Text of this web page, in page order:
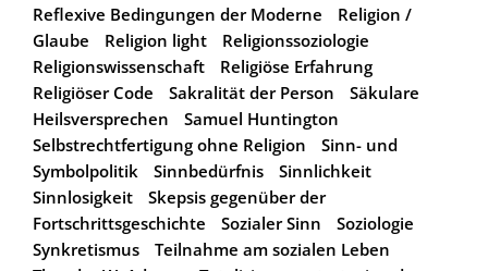
Reflexive Bedingungen der Moderne
Religion /
Glaube
Religion light
Religionssoziologie
Religionswissenschaft
Religiöse Erfahrung
Religiöser Code
Sakralität der Person
Säkulare
Heilsversprechen
Samuel Huntington
Selbstrechtfertigung ohne Religion
Sinn- und
Symbolpolitik
Sinnbedürfnis
Sinnlichkeit
Sinnlosigkeit
Skepsis gegenüber der
Fortschrittsgeschichte
Sozialer Sinn
Soziologie
Synkretismus
Teilnahme am sozialen Leben